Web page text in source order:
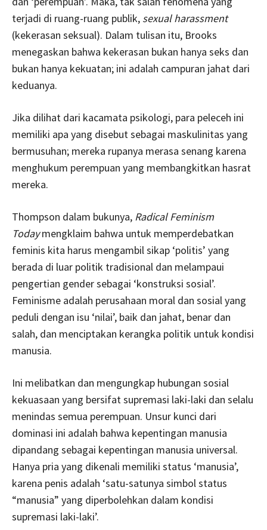
terjadi di ruang-ruang publik, sexual harassment
(kekerasan seksual). Dalam tulisan itu, Brooks
menegaskan bahwa kekerasan bukan hanya seks dan
bukan hanya kekuatan; ini adalah campuran jahat dari
keduanya.
Jika dilihat dari kacamata psikologi, para peleceh ini
memiliki apa yang disebut sebagai maskulinitas yang
bermusuhan; mereka rupanya merasa senang karena
menghukum perempuan yang membangkitkan hasrat
mereka.
Thompson dalam bukunya, Radical Feminism
Todaymengklaim bahwa untuk memperdebatkan
feminis kita harus mengambil sikap ‘politis’ yang
berada di luar politik tradisional dan melampaui
pengertian gender sebagai ‘konstruksi sosial’.
Feminisme adalah perusahaan moral dan sosial yang
peduli dengan isu ‘nilai’, baik dan jahat, benar dan
salah, dan menciptakan kerangka politik untuk kondisi
manusia.
Ini melibatkan dan mengungkap hubungan sosial
kekuasaan yang bersifat supremasi laki-laki dan selalu
menindas semua perempuan. Unsur kunci dari
dominasi ini adalah bahwa kepentingan manusia
dipandang sebagai kepentingan manusia universal.
Hanya pria yang dikenali memiliki status ‘manusia’,
karena penis adalah ‘satu-satunya simbol status
“manusia” yang diperbolehkan dalam kondisi
supremasi laki-laki’.